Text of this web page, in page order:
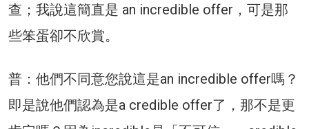
查；我說這簡直是 an incredible offer，可是那
些笨蛋卻不欣賞。
普：他們不同意您說這是an incredible offer嗎？
即是說他們認為是a credible offer了，那不是更